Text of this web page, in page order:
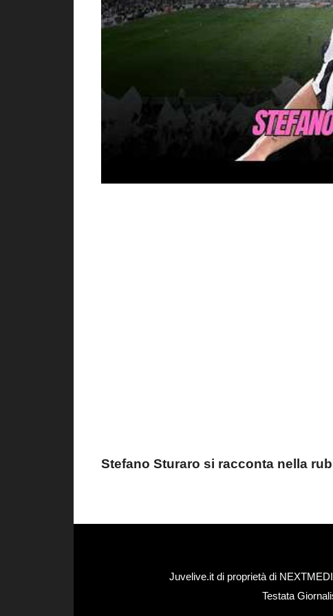
Stefano Sturaro si racconta nella
Juvelive.it di proprietà di
Testata